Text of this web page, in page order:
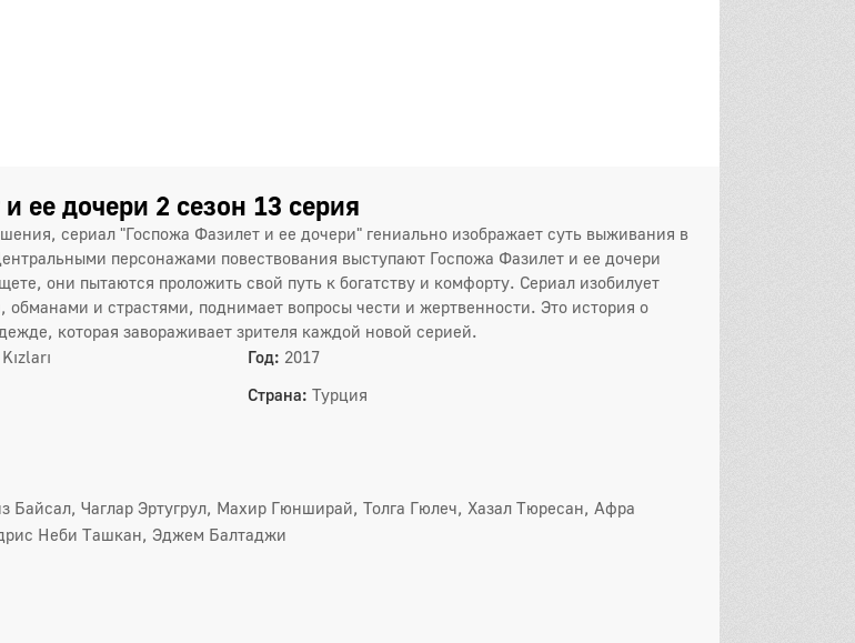
ее дочери 2 сезон 13 серия
сериал "Госпожа Фазилет и ее дочери" гениально изображает суть выживания в
персонажами повествования выступают Госпожа Фазилет и ее дочери
они пытаются проложить свой путь к богатству и комфорту. Сериал изобилует
и страстями, поднимает вопросы чести и жертвенности. Это история о
которая завораживает зрителя каждой новой серией.
Год: 2017
Страна: Турция
Байсал, Чаглар Эртугрул, Махир Гюнширай, Толга Гюлеч, Хазал Тюресан, Афра
Неби Ташкан, Эджем Балтаджи